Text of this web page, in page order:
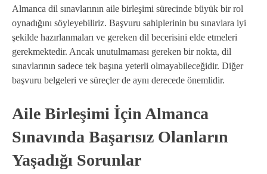
Almanca dil sınavlarının aile birleşimi sürecinde büyük bir rol
oynadığını söyleyebiliriz. Başvuru sahiplerinin bu sınavlara iyi
şekilde hazırlanmaları ve gereken dil becerisini elde etmeleri
gerekmektedir. Ancak unutulmaması gereken bir nokta, dil
sınavlarının sadece tek başına yeterli olmayabileceğidir. Diğer
başvuru belgeleri ve süreçler de aynı derecede önemlidir.
Aile Birleşimi İçin Almanca
Sınavında Başarısız Olanların
Yaşadığı Sorunlar